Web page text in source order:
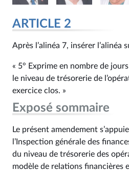
ARTICLE 2
Après l’alinéa 7, insérer l’alinéa
« 5° Exprime en nombre de
le niveau de trésorerie de
exercice clos. »
Exposé sommaire
Le présent amendement
l’Inspection générale des
du niveau de trésorerie des
modèle de relations financières